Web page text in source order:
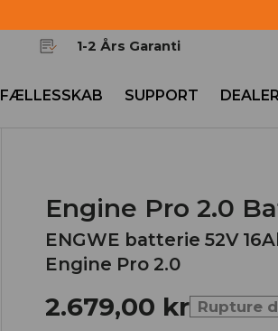
1-2 Års Garanti
FÆLLESSKAB SUPPORT DEALER
Engine Pro 2.0
ENGWE batterie 52V
Engine Pro 2.0
2.679,00 kr Rupture